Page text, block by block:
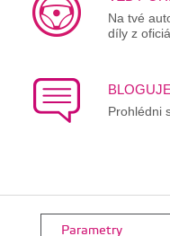
Na tvé
díly z
Prohlédni
Parametry